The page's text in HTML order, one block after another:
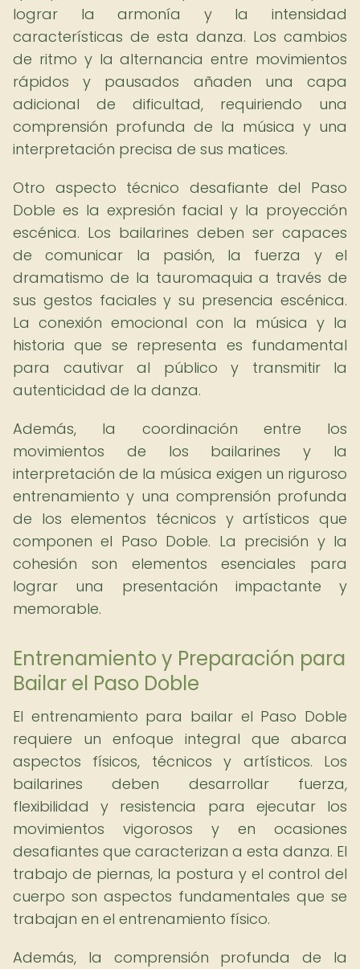
lograr la armonía y la intensidad
características de esta danza. Los cambios
de ritmo y la alternancia entre movimientos
rápidos y pausados añaden una capa
adicional de dificultad, requiriendo una
comprensión profunda de la música y una
interpretación precisa de sus matices.
Otro aspecto técnico desafiante del Paso
Doble es la expresión facial y la proyección
escénica. Los bailarines deben ser capaces
de comunicar la pasión, la fuerza y el
dramatismo de la tauromaquia a través de
sus gestos faciales y su presencia escénica.
La conexión emocional con la música y la
historia que se representa es fundamental
para cautivar al público y transmitir la
autenticidad de la danza.
Además, la coordinación entre los
movimientos de los bailarines y la
interpretación de la música exigen un riguroso
entrenamiento y una comprensión profunda
de los elementos técnicos y artísticos que
componen el Paso Doble. La precisión y la
cohesión son elementos esenciales para
lograr una presentación impactante y
memorable.
Entrenamiento y Preparación para
Bailar el Paso Doble
El entrenamiento para bailar el Paso Doble
requiere un enfoque integral que abarca
aspectos físicos, técnicos y artísticos. Los
bailarines deben desarrollar fuerza,
flexibilidad y resistencia para ejecutar los
movimientos vigorosos y en ocasiones
desafiantes que caracterizan a esta danza. El
trabajo de piernas, la postura y el control del
cuerpo son aspectos fundamentales que se
trabajan en el entrenamiento físico.
Además, la comprensión profunda de la